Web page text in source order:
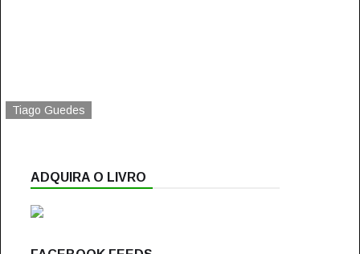
Tiago Guedes
ADQUIRA O LIVRO